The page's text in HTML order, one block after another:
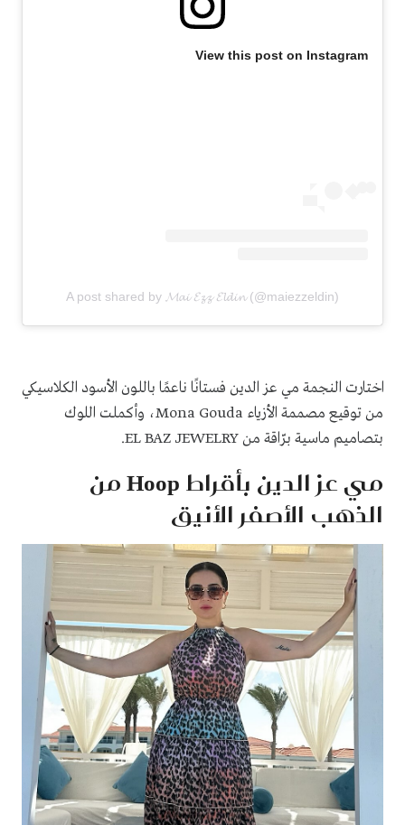
View this post on Instagram
A post shared by 𝓜𝓪𝓲 𝓔𝔃𝔃 𝓔𝓵𝓭𝓲𝓷 (@maiezzeldin)
اختارت النجمة مي عز الدين فستانًا ناعمًا باللون الأسود الكلاسيكي
من توقيع مصممة الأزياء Mona Gouda، وأكملت اللوك
بتصاميم ماسية برّاقة من EL BAZ JEWELRY.
مي عز الدين بأقراط Hoop من
الذهب الأصفر الأنيق